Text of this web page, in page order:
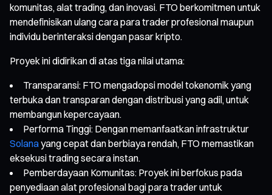
komunitas, alat trading, dan inovasi. FTO berkomitmen untuk
mendefinisikan ulang cara para trader profesional maupun
individu berinteraksi dengan pasar kripto.
Proyek ini didirikan di atas tiga nilai utama:
Transparansi: FTO mengadopsi model tokenomik yang
terbuka dan transparan dengan distribusi yang adil, untuk
membangun kepercayaan.
Performa Tinggi: Dengan memanfaatkan infrastruktur
Solanayang cepat dan berbiaya rendah, FTO memastikan
eksekusi trading secara instan.
Pemberdayaan Komunitas: Proyek ini berfokus pada
penyediaan alat profesional bagi para trader untuk